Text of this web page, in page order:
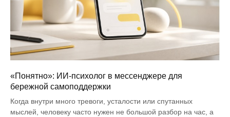
«Понятно»: ИИ-психолог в мессенджере для
бережной самоподдержки
Когда внутри много тревоги, усталости или спутанных
мыслей, человеку часто нужен не большой разбор на час, а